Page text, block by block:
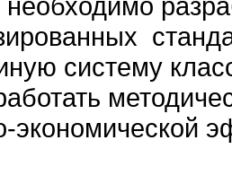
систему
экономической